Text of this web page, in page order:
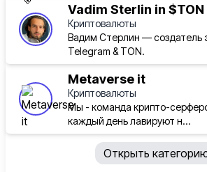
Vadim Sterlin in $TON
Криптовалюты
Вадим Стерлин — создатель
Telegram & TON.
Metaverse it
Криптовалюты
Мы - команда крипто-
каждый день лавируют н...
Открыть